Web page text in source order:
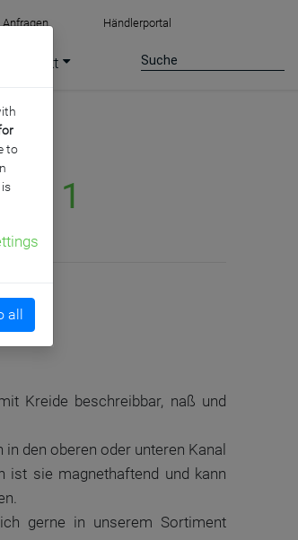
Anfragen Händlerportal
Kontakt
1
Kreide beschreibbar, naß und
den oberen oder unteren Kanal
ist sie magnethaftend und kann
gerne in unserem Sortiment
to
all